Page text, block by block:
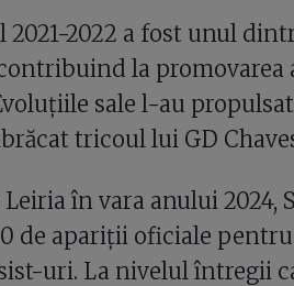
2021-2022 a fost unul
la promovarea
sale l-au
tricoul lui GD
în vara anului 2024,
de apariții oficiale
uri. La nivelul întregii